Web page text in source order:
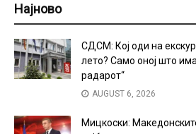
Најново
СДСМ: Кој оди на
лето? Само оној што
радарот“
AUGUST 6, 2026
Мицкоски: